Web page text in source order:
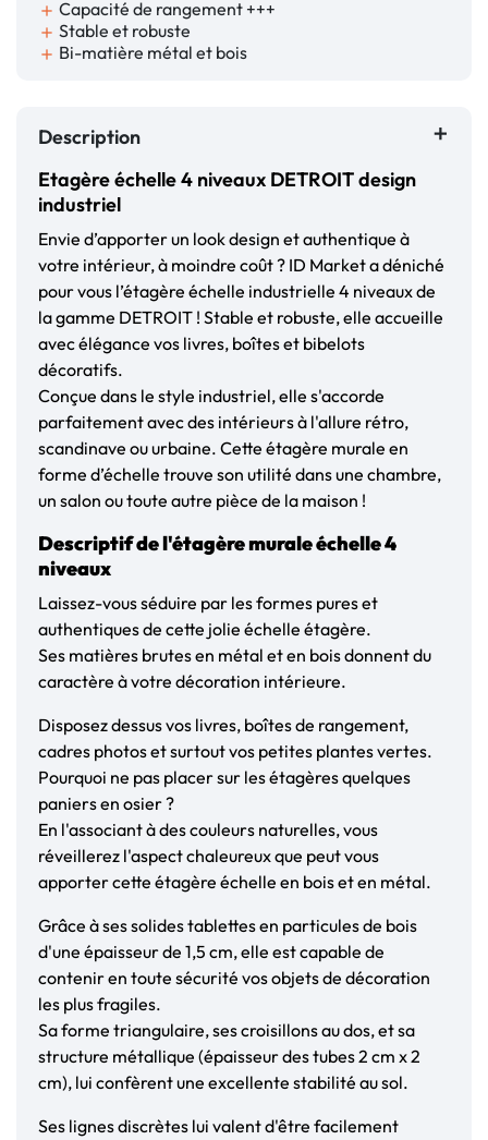
add Capacité de rangement +++
add Stable et robuste
add Bi-matière métal et bois
Description
Etagère échelle 4 niveaux DETROIT design
industriel
Envie d’apporter un look design et authentique à
votre intérieur, à moindre coût ? ID Market a déniché
pour vous l’étagère échelle industrielle 4 niveaux de
la gamme DETROIT ! Stable et robuste, elle accueille
avec élégance vos livres, boîtes et bibelots
décoratifs.
Conçue dans le style industriel, elle s'accorde
parfaitement avec des intérieurs à l'allure rétro,
scandinave ou urbaine. Cette étagère murale en
forme d’échelle trouve son utilité dans une chambre,
un salon ou toute autre pièce de la maison !
Descriptif de l'étagère murale échelle 4
niveaux
Laissez-vous séduire par les formes pures et
authentiques de cette jolie échelle étagère.
Ses matières brutes en métal et en bois donnent du
caractère à votre décoration intérieure.
Disposez dessus vos livres, boîtes de rangement,
cadres photos et surtout vos petites plantes vertes.
Pourquoi ne pas placer sur les étagères quelques
paniers en osier ?
En l'associant à des couleurs naturelles, vous
réveillerez l'aspect chaleureux que peut vous
apporter cette étagère échelle en bois et en métal.
Grâce à ses solides tablettes en particules de bois
d'une épaisseur de 1,5 cm, elle est capable de
contenir en toute sécurité vos objets de décoration
les plus fragiles.
Sa forme triangulaire, ses croisillons au dos, et sa
structure métallique (épaisseur des tubes 2 cm x 2
cm), lui confèrent une excellente stabilité au sol.
Ses lignes discrètes lui valent d'être facilement